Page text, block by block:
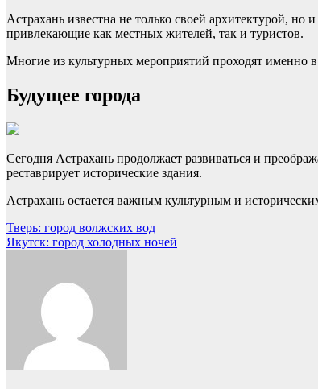
Астрахань известна не только своей архитектурой,
привлекающие как местных жителей, так и туристов.
Многие из культурных мероприятий проходят именно
Будущее города
Сегодня Астрахань продолжает развиваться и
реставрирует исторические здания.
Астрахань остается важным культурным и
Навигация
по
Тверь: город волжских вод
Якутск: город холодных ночей